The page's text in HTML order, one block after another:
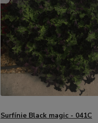
Surfínie Black magic - 041C